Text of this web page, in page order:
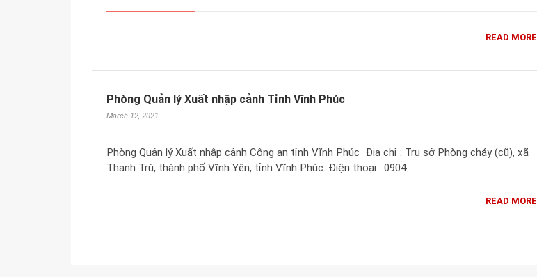
READ MORE
Phòng Quản lý Xuất nhập cảnh Tỉnh Vĩnh Phúc
March 12, 2021
Phòng Quản lý Xuất nhập cảnh Công an tỉnh Vĩnh Phúc Địa chỉ : Trụ sở Phòng cháy (cũ), xã
Thanh Trù, thành phố Vĩnh Yên, tỉnh Vĩnh Phúc. Điện thoại : 0904.
READ MORE